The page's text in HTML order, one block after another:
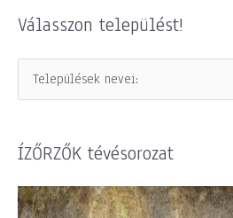
Válasszon települést!
ÍZŐRZŐK tévésorozat